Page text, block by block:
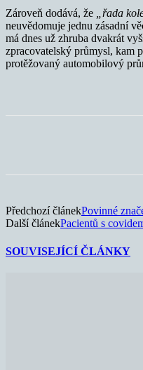
Zároveň dodává, že „řada
neuvědomuje jednu zásadní
má dnes už zhruba dvakrát
zpracovatelský průmysl, kam
protěžovaný automobilový
Předchozí článekPovinné
Další článekPacientů s
SOUVISEJÍCÍ ČLÁNKY